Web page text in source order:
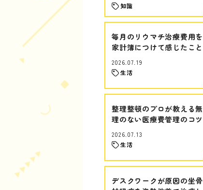
知識
毎月のリウマチ治療費用を
家計簿につけて感じたこと
2026.07.19
生活
整理整頓のプロが教える無
理のない医療費管理のコツ
2026.07.13
生活
デスクワークが原因の坐骨